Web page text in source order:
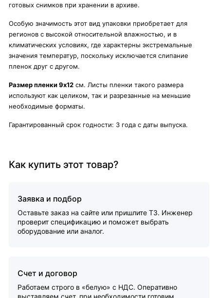
готовых снимков при хранении в архиве.
Особую значимость этот вид упаковки приобретает для
регионов с высокой относительной влажностью, и в
климатических условиях, где характерны экстремальные
значения температур, поскольку исключается слипание
пленок друг с другом.
Размер пленки 9х12 см. Листы пленки такого размера
используют как целиком, так и разрезанные на меньшие
необходимые форматы.
Гарантированный срок годности: 3 года с даты выпуска.
Как купить этот товар?
Заявка и подбор
Оставьте заказ на сайте или пришлите ТЗ. Инженер
проверит спецификацию и поможет выбрать
оборудование или аналог.
Счет и договор
Работаем строго в «белую» с НДС. Оперативно
выставляем счет, при необходимости готовим